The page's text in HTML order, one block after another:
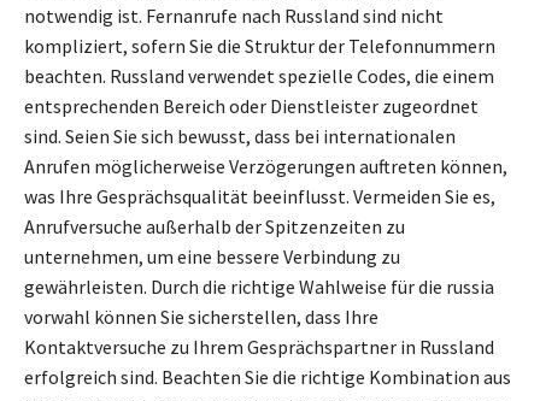
notwendig ist. Fernanrufe nach Russland sind nicht
kompliziert, sofern Sie die Struktur der Telefonnummern
beachten. Russland verwendet spezielle Codes, die einem
entsprechenden Bereich oder Dienstleister zugeordnet
sind. Seien Sie sich bewusst, dass bei internationalen
Anrufen möglicherweise Verzögerungen auftreten können,
was Ihre Gesprächsqualität beeinflusst. Vermeiden Sie es,
Anrufversuche außerhalb der Spitzenzeiten zu
unternehmen, um eine bessere Verbindung zu
gewährleisten. Durch die richtige Wahlweise für die russia
vorwahl können Sie sicherstellen, dass Ihre
Kontaktversuche zu Ihrem Gesprächspartner in Russland
erfolgreich sind. Beachten Sie die richtige Kombination aus